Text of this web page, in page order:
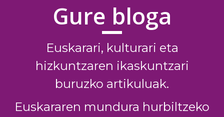
Gure bloga
Euskarari, kulturari eta
hizkuntzaren ikaskuntzari
buruzko artikuluak.
Euskararen mundura hurbiltzeko